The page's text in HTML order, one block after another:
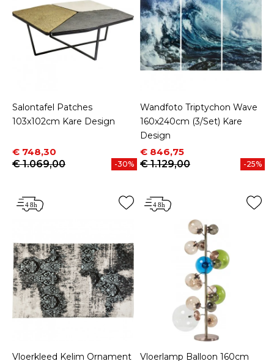
Salontafel Patches
103x102cm Kare Design
Prijs
€ 748,30
Normale prijs
€ 1.069,00
-30%
Wandfoto Triptychon Wave
160x240cm (3/Set) Kare
Design
Prijs
€ 846,75
Normale prijs
€ 1.129,00
-25%
Vloerkleed Kelim Ornament
Vloerlamp Balloon 160cm